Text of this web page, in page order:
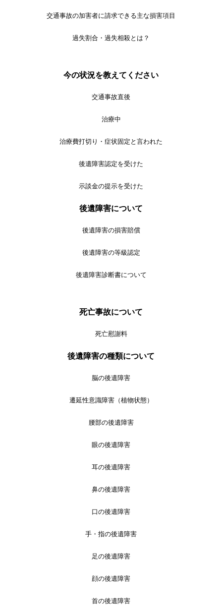
交通事故の加害者に請求できる主な損害項目
過失割合・過失相殺とは？
今の状況を教えてください
交通事故直後
治療中
治療費打切り・症状固定と言われた
後遺障害認定を受けた
示談金の提示を受けた
後遺障害について
後遺障害の損害賠償
後遺障害の等級認定
後遺障害診断書について
死亡事故について
死亡慰謝料
後遺障害の種類について
脳の後遺障害
遷延性意識障害（植物状態）
腰部の後遺障害
眼の後遺障害
耳の後遺障害
鼻の後遺障害
口の後遺障害
手・指の後遺障害
足の後遺障害
顔の後遺障害
首の後遺障害